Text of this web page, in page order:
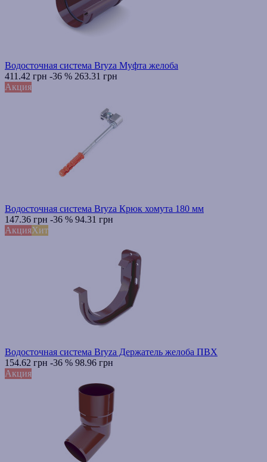
Водосточная система Bryza Муфта желоба
411.42 грн -36 % 263.31 грн
Акция
Водосточная система Bryza Крюк хомута 180 мм
147.36 грн -36 % 94.31 грн
АкцияХит
Водосточная система Bryza Держатель желоба ПВХ
154.62 грн -36 % 98.96 грн
Акция